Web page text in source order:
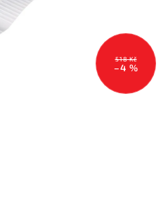
518 Kč
–4 %